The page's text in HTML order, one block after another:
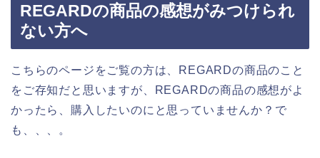
REGARDの商品の感想がみつけられ
ない方へ
こちらのページをご覧の方は、REGARDの商品のこと
をご存知だと思いますが、REGARDの商品の感想がよ
かったら、購入したいのにと思っていませんか？で
も、、、。